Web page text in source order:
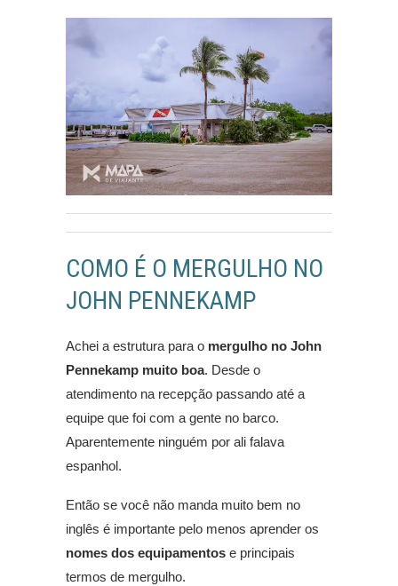
COMO É O MERGULHO NO
JOHN PENNEKAMP
Achei a estrutura para o mergulho no John
Pennekamp muito boa. Desde o
atendimento na recepção passando até a
equipe que foi com a gente no barco.
Aparentemente ninguém por ali falava
espanhol.
Então se você não manda muito bem no
inglês é importante pelo menos aprender os
nomes dos equipamentos e principais
termos de mergulho.